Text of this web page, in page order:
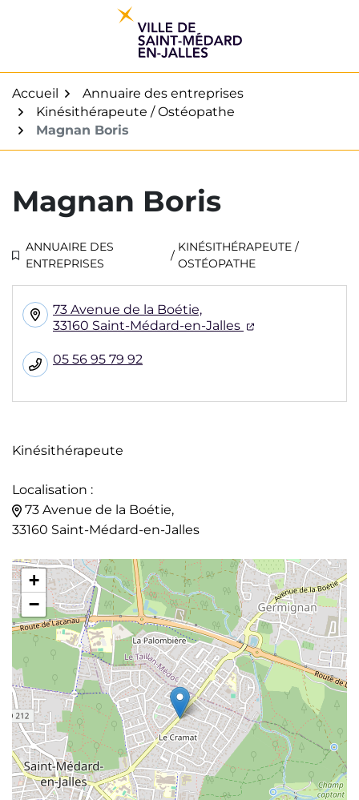
Accueil
Annuaire des entreprises
Kinésithérapeute / Ostéopathe
Magnan Boris
Magnan Boris
ANNUAIRE DES
ENTREPRISES
/
KINÉSITHÉRAPEUTE /
OSTÉOPATHE
73 Avenue de la Boétie,
33160 Saint-Médard-en-Jalles
(ouverture
05 56 95 79 92
Kinésithérapeute
Localisation :
73 Avenue de la Boétie,
33160 Saint-Médard-en-Jalles
+
−